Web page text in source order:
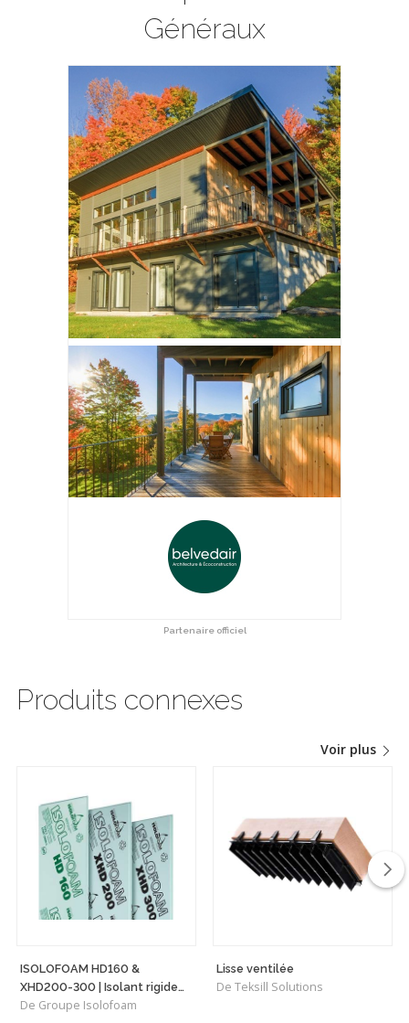
Généraux
Partenaire officiel
Produits connexes
Voir plus
ISOLOFOAM HD160 &
XHD200-300 | Isolant rigide
haute densité polyvalent
De Groupe Isolofoam
Lisse ventilée
De Teksill Solutions